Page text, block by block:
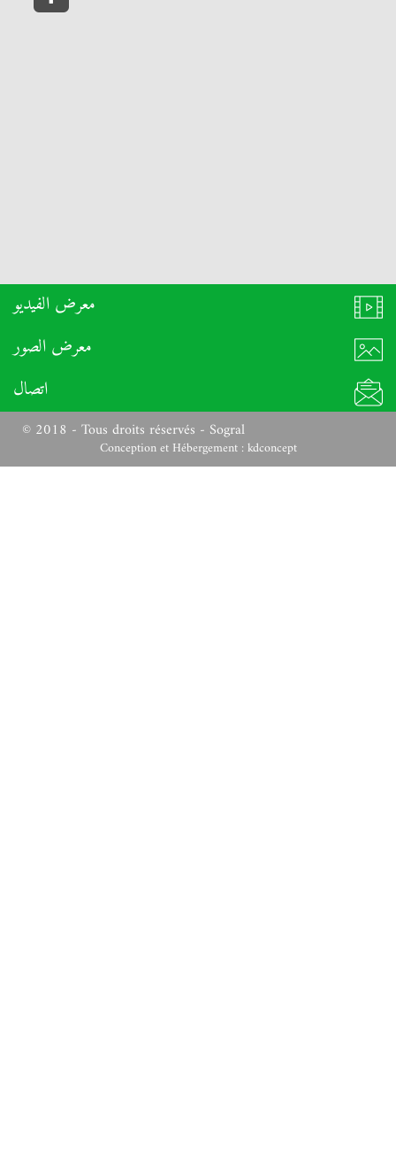
معرض الفيديو
معرض الصور
اتصال
© 2018 - Tous droits réservés - Sogral
Conception et Hébergement : kdconcept